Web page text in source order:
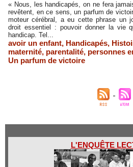
« Nous, les handicapés, on ne fera
revêtent, en ce sens, un parfum de
moteur cérébral, a eu cette phrase un
droit essentiel : pouvoir donner la vie
handicap. Tel...
avoir un enfant, Handicapés,
maternité, parentalité, personnes
Un parfum de victoire
L'ENQUÊTE